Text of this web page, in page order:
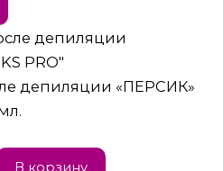
PRO"
депиляции «ПЕРСИК»
В корзину